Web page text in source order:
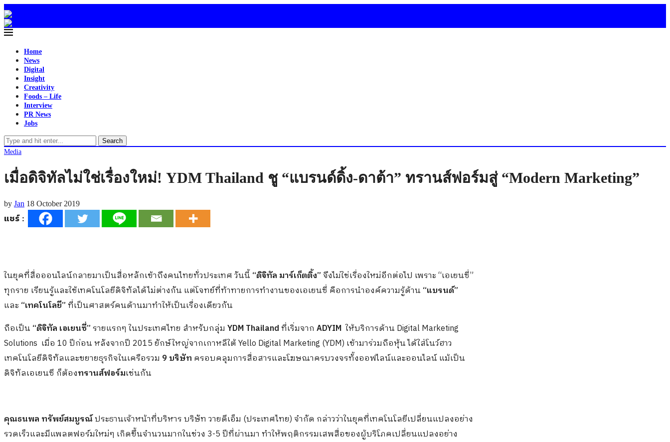
Home
News
Digital
Insight
Creativity
Foods – Life
Interview
PR News
Jobs
Search
Media
เมื่อดิจิทัลไม่ใช่เรื่องใหม่! YDM Thailand ชู “แบรนด์ดิ้ง-ดาต้า” ทรานส์ฟอร์มสู่ “Modern Marketing”
by Jan 18 October 2019
แชร์ :
ในยุคที่สื่อออนไลน์กลายมาเป็นสื่อหลักเข้าถึงคนไทยทั่วประเทศ วันนี้ “ดิจิทัล มาร์เก็ตติ้ง”จึงไม่ใช่เรื่องใหม่อีกต่อไป เพราะ “เอเยนซี่”
ทุกราย เรียนรู้และใช้เทคโนโลยีดิจิทัลได้ไม่ต่างกัน แต่โจทย์ที่ท้าทายการทำงานของเอเยนซี่ คือการนำองค์ความรู้ด้าน “แบรนด์”
และ “เทคโนโลยี”ที่เป็นศาสตร์คนด้านมาทำให้เป็นเรื่องเดียวกัน
ถือเป็น “ดิจิทัล เอเยนซี่”รายแรกๆ ในประเทศไทย สำหรับกลุ่ม YDM Thailandที่เริ่มจาก ADYIM ให้บริการด้าน Digital Marketing
Solutions เมื่อ 10 ปีก่อน หลังจากปี 2015 ยักษ์ใหญ่จากเกาหลีใต้ Yello Digital Marketing (YDM) เข้ามาร่วมถือหุ้น ได้ใส่โนว์ฮาว
เทคโนโลยีดิจิทัลและขยายธุรกิจในเครือรวม 9 บริษัท ครอบคลุมการสื่อสารและโฆษณาครบวงจรทั้งออฟไลน์และออนไลน์ แม้เป็น
ดิจิทัลเอเยนซี ก็ต้องทรานส์ฟอร์มเช่นกัน
คุณธนพล ทรัพย์สมบูรณ์ประธานเจ้าหน้าที่บริหาร บริษัท วายดีเอ็ม (ประเทศไทย) จำกัด กล่าวว่าในยุคที่เทคโนโลยีเปลี่ยนแปลงอย่าง
รวดเร็วและมีแพลตฟอร์มใหม่ๆ เกิดขึ้นจำนวนมากในช่วง 3-5 ปีที่ผ่านมา ทำให้พฤติกรรมเสพสื่อของผู้บริโภคเปลี่ยนแปลงอย่าง